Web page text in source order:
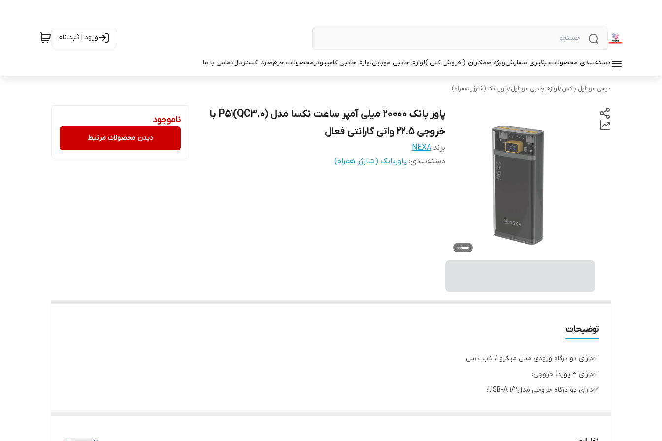
ورود | ثبت‌نام
دسته‌بندی محصولاتپیگیری سفارشویژه همکاران ( فروش کلی )لوازم جانبی موبایللوازم جانبی کامپیوترمحصولات چرمهارد اکسترنالتماس با ما
دیجی موبایل باکس/لوازم جانبی موبایل/پاوربانک (شارژر همراه)
پاور بانک 20000 میلی آمپر ساعت نکسا مدل (QC3.0)P51 با
خروجی 22.5 واتی گارانتی فعال
برند:NEXA
دسته‌بندی: پاوربانک (شارژر همراه)
ناموجود
دیدن محصولات مرتبط
توضیحات
✅دارای دو درگاه ورودی مدل میکرو / تایپ سی
✅دارای 3 پورت خروجی:
✅دارای دو درگاه خروجی مدلUSB-A 1/2:
✅ولتاژ متنوع درگاه تایپ سی خروجی 5V/3 A ,9V/2.22A, 12V/1.65A: